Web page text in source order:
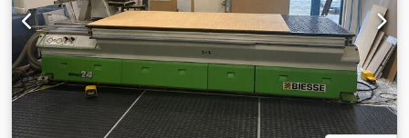
Tilgængelighed forbeholdes i forhold til tidligere salg).
Dcjdpfezqt Erox Am Aok Priser ekskl. reklameomkostninger
MachineSeeker / Priser ekskl. annonceomkostninger
MaschinenSucher De bedste træbearbejdningsmaskiner
fra Holland Die besten holzbearbeitungsmaschinen aus
die Niederlande De bedste brugte maskiner fra Holland